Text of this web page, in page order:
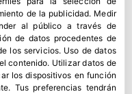
y amplía la
que quiere
distintos
de las
de la publicidad. Medir
al público a través de
de datos procedentes de
los servicios. Uso de datos
contenido. Utilizar datos de
los dispositivos en función
. Tus preferencias tendrán